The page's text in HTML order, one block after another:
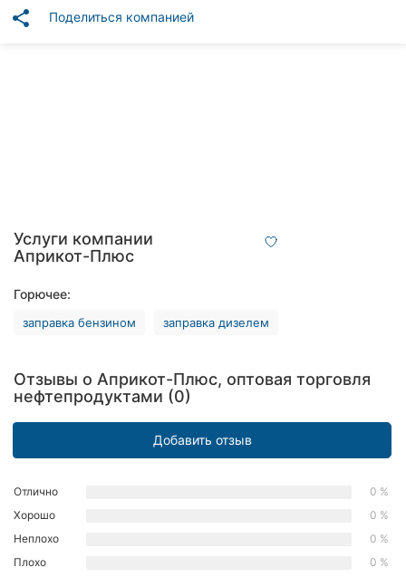
Автошколы
города:
Кропивницкий
Тернополь
Хмельницкий
Киев
share Поделиться компанией
Услуги компании
Априкот-Плюс
Горючее:
заправка бензином заправка дизелем
Отзывы о Априкот-Плюс, оптовая торговля
нефтепродуктами (0)
Добавить отзыв
Отлично
0 %
Хорошо
0 %
Неплохо
0 %
Плохо
0 %